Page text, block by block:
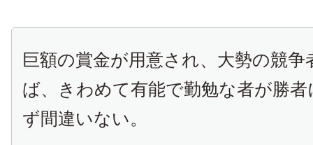
巨額の賞金が用意され、大勢の競争
ば、きわめて有能で勤勉な者が勝
ず間違いない。